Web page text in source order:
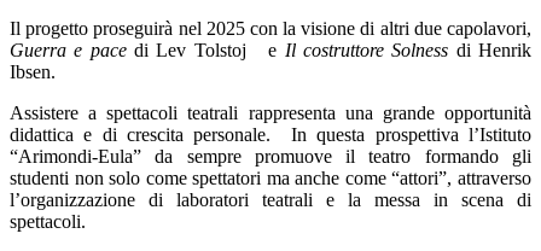
Il progetto proseguirà nel 2025 con la visione di altri due capolavori,
Guerra e pacedi Lev Tolstoj e Il costruttore Solness di Henrik
Ibsen.
Assistere a spettacoli teatrali rappresenta una grande opportunità
didattica e di crescita personale.
In questa prospettiva l’Istituto
“Arimondi-Eula” da sempre promuove il teatro formando gli
studenti non solo come spettatori ma anche come “attori”, attraverso
l’organizzazione di laboratori teatrali e la messa in scena di
spettacoli.